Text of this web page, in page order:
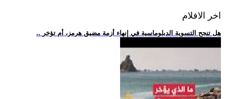
اخر الافلام
.. هل تنجح التسوية الدبلوماسية في إنهاء أزمة مضيق هرمز، أم تؤخر